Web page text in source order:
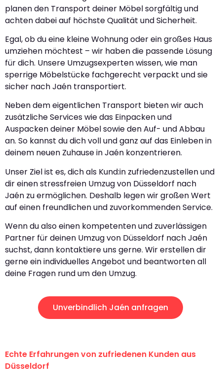
planen den Transport deiner Möbel sorgfältig und
achten dabei auf höchste Qualität und Sicherheit.
Egal, ob du eine kleine Wohnung oder ein großes Haus
umziehen möchtest – wir haben die passende Lösung
für dich. Unsere Umzugsexperten wissen, wie man
sperrige Möbelstücke fachgerecht verpackt und sie
sicher nach Jaén transportiert.
Neben dem eigentlichen Transport bieten wir auch
zusätzliche Services wie das Einpacken und
Auspacken deiner Möbel sowie den Auf- und Abbau
an. So kannst du dich voll und ganz auf das Einleben in
deinem neuen Zuhause in Jaén konzentrieren.
Unser Ziel ist es, dich als Kund:in zufriedenzustellen und
dir einen stressfreien Umzug von Düsseldorf nach
Jaén zu ermöglichen. Deshalb legen wir großen Wert
auf einen freundlichen und zuvorkommenden Service.
Wenn du also einen kompetenten und zuverlässigen
Partner für deinen Umzug von Düsseldorf nach Jaén
suchst, dann kontaktiere uns gerne. Wir erstellen dir
gerne ein individuelles Angebot und beantworten all
deine Fragen rund um den Umzug.
Unverbindlich Jaén anfragen
Echte Erfahrungen von zufriedenen Kunden aus
Düsseldorf